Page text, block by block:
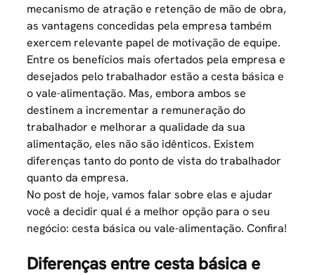
mecanismo de atração e retenção de mão de obra,
as vantagens concedidas pela empresa também
exercem relevante papel de motivação de equipe.
Entre os benefícios mais ofertados pela empresa e
desejados pelo trabalhador estão a cesta básica e
o vale-alimentação. Mas, embora ambos se
destinem a incrementar a remuneração do
trabalhador e melhorar a qualidade da sua
alimentação, eles não são idênticos. Existem
diferenças tanto do ponto de vista do trabalhador
quanto da empresa.
No post de hoje, vamos falar sobre elas e ajudar
você a decidir qual é a melhor opção para o seu
negócio: cesta básica ou vale-alimentação. Confira!
Diferenças entre cesta básica e